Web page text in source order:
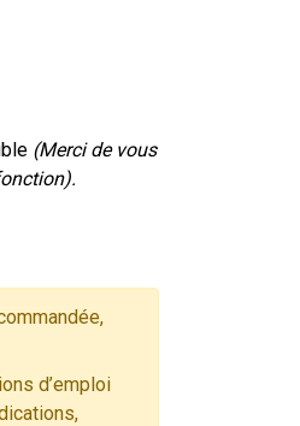
(Merci de vous
d’emploi